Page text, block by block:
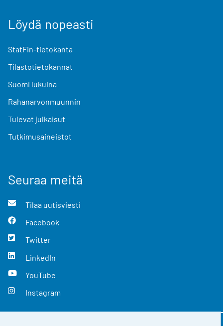
Löydä nopeasti
StatFin-tietokanta
Tilastotietokannat
Suomi lukuina
Rahanarvonmuunnin
Tulevat julkaisut
Tutkimusaineistot
Seuraa meitä
Tilaa uutisviesti
Facebook
Twitter
LinkedIn
YouTube
Instagram